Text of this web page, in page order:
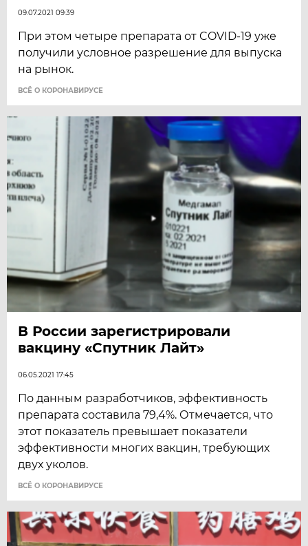
09.07.2021 09:39
При этом четыре препарата от COVID-19 уже
получили условное разрешение для выпуска
на рынок.
ВСЁ О КОРОНАВИРУСЕ
В России зарегистрировали
вакцину «Спутник Лайт»
06.05.2021 17:45
По данным разработчиков, эффективность
препарата составила 79,4%. Отмечается, что
этот показатель превышает показатели
эффективности многих вакцин, требующих
двух уколов.
ВСЁ О КОРОНАВИРУСЕ